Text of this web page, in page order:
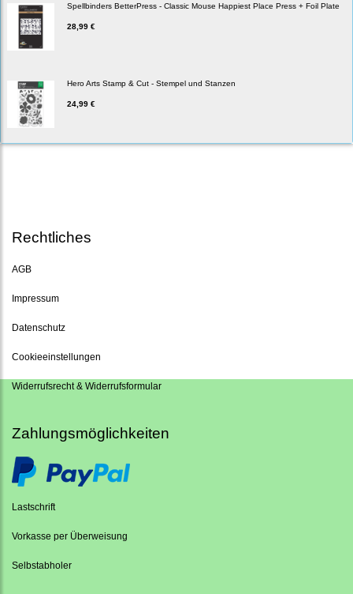
Spellbinders BetterPress - Classic Mouse Happiest Place Press + Foil Plate
28,99 €
Hero Arts Stamp & Cut - Stempel und Stanzen
24,99 €
Rechtliches
AGB
Impressum
Datenschutz
Cookieeinstellungen
Widerrufsrecht & Widerrufsformular
Zahlungsmöglichkeiten
Lastschrift
Vorkasse per Überweisung
Selbstabholer